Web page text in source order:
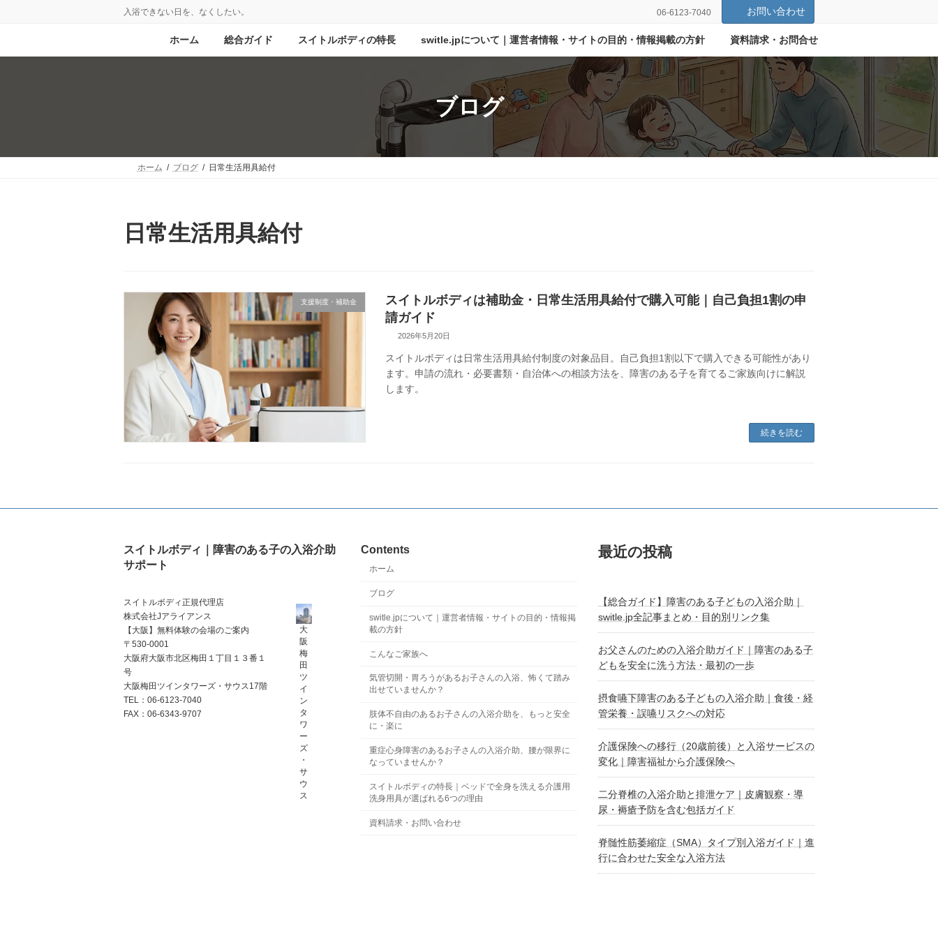
入浴できない日を、なくしたい。 06-6123-7040 お問い合わせ
ホーム 総合ガイド スイトルボディの特長 switle.jpについて｜運営者情報・サイトの目的・情報掲載の方針 資料請求・お問合せ
ブログ
ホーム ブログ 日常生活用具給付
日常生活用具給付
支援制度・補助金
スイトルボディは補助金・日常生活用具給付で購入可能｜自己負担1割の申
請ガイド
2026年5月20日
スイトルボディは日常生活用具給付制度の対象品目。自己負担1割以下で購入できる可能性があり
ます。申請の流れ・必要書類・自治体への相談方法を、障害のある子を育てるご家族向けに解説
します。
続きを読む
スイトルボディ｜障害のある子の入浴介助
サポート
スイトルボディ正規代理店
株式会社Jアライアンス
【大阪】無料体験の会場のご案内
〒530-0001
大阪府大阪市北区梅田１丁目１３番１
号
大阪梅田ツインタワーズ・サウス17階
TEL：06-6123-7040
FAX：06-6343-9707
大
阪
梅
田
ツ
イ
ン
タ
ワ
ー
ズ
・
サ
ウ
ス
Contents
ホーム
ブログ
switle.jpについて｜運営者情報・サイトの目的・情報掲
載の方針
こんなご家族へ
気管切開・胃ろうがあるお子さんの入浴、怖くて踏み
出せていませんか？
肢体不自由のあるお子さんの入浴介助を、もっと安全
に・楽に
重症心身障害のあるお子さんの入浴介助、腰が限界に
なっていませんか？
スイトルボディの特長｜ベッドで全身を洗える介護用
洗身用具が選ばれる6つの理由
資料請求・お問い合わせ
最近の投稿
【総合ガイド】障害のある子どもの入浴介助｜
switle.jp全記事まとめ・目的別リンク集
お父さんのための入浴介助ガイド｜障害のある子
どもを安全に洗う方法・最初の一歩
摂食嚥下障害のある子どもの入浴介助｜食後・経
管栄養・誤嚥リスクへの対応
介護保険への移行（20歳前後）と入浴サービスの
変化｜障害福祉から介護保険へ
二分脊椎の入浴介助と排泄ケア｜皮膚観察・導
尿・褥瘡予防を含む包括ガイド
脊髄性筋萎縮症（SMA）タイプ別入浴ガイド｜進
行に合わせた安全な入浴方法